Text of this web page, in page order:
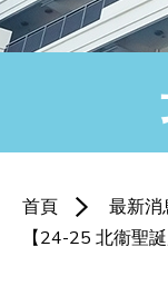
首頁
最新消
【24-25 北衞聖誕